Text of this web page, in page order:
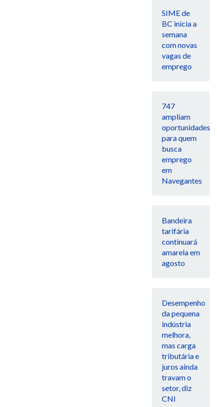
SIME de
BC inicia a
semana
com novas
vagas de
emprego
747
ampliam
oportunidades
para quem
busca
emprego
em
Navegantes
Bandeira
tarifária
continuará
amarela em
agosto
Desempenho
da pequena
indústria
melhora,
mas carga
tributária e
juros ainda
travam o
setor, diz
CNI